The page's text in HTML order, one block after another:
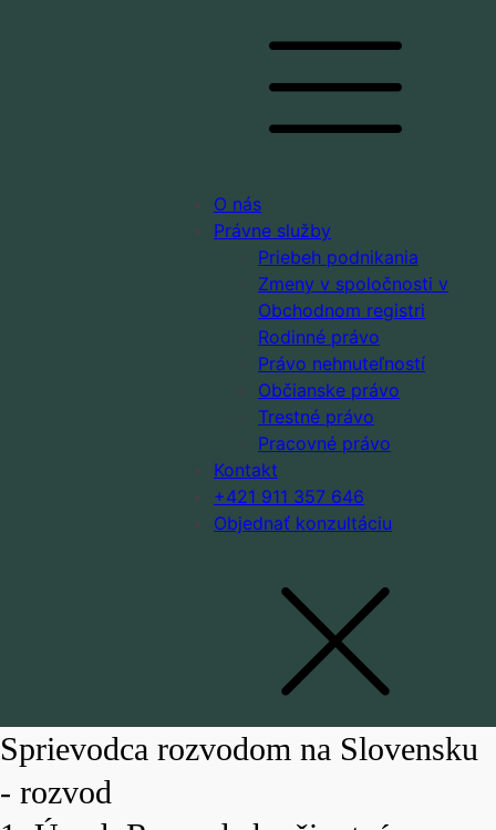
O nás
Právne služby
Priebeh podnikania
Zmeny v spoločnosti v
Obchodnom registri
Rodinné právo
Právo nehnuteľností
Občianske právo
Trestné právo
Pracovné právo
Kontakt
+421 911 357 646
Objednať konzultáciu
Sprievodca rozvodom na Slovensku
- rozvod